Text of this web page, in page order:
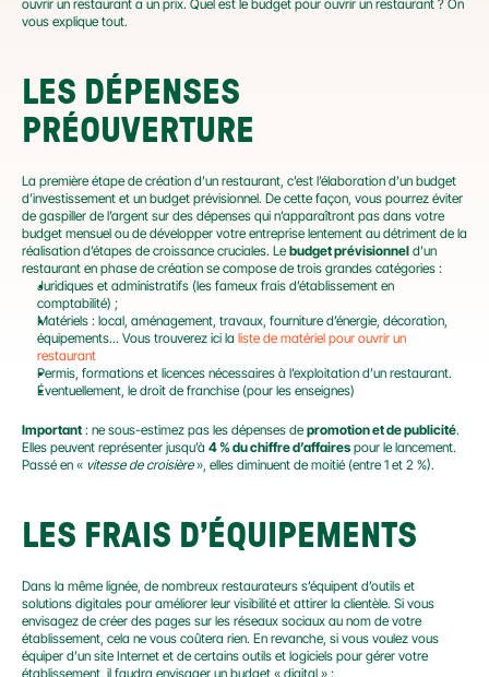
ouvrir un restaurant a un prix. Quel est le budget pour ouvrir un restaurant ? On
vous explique tout.
LES DÉPENSES
PRÉOUVERTURE
La première étape de création d’un restaurant, c’est l’élaboration d’un budget
d’investissement et un budget prévisionnel. De cette façon, vous pourrez éviter
de gaspiller de l’argent sur des dépenses qui n’apparaîtront pas dans votre
budget mensuel ou de développer votre entreprise lentement au détriment de la
réalisation d’étapes de croissance cruciales. Le budget prévisionnel d’un
restaurant en phase de création se compose de trois grandes catégories :
Juridiques et administratifs (les fameux frais d’établissement en
comptabilité) ;
Matériels : local, aménagement, travaux, fourniture d’énergie, décoration,
équipements... Vous trouverez ici la liste de matériel pour ouvrir un
restaurant
Permis, formations et licences nécessaires à l’exploitation d’un restaurant.
Éventuellement, le droit de franchise (pour les enseignes)
Important : ne sous-estimez pas les dépenses de promotion et de publicité.
Elles peuvent représenter jusqu’à 4 % du chiffre d’affaires pour le lancement.
Passé en « vitesse de croisière », elles diminuent de moitié (entre 1 et 2 %).
LES FRAIS D’ÉQUIPEMENTS
Dans la même lignée, de nombreux restaurateurs s’équipent d’outils et
solutions digitales pour améliorer leur visibilité et attirer la clientèle. Si vous
envisagez de créer des pages sur les réseaux sociaux au nom de votre
établissement, cela ne vous coûtera rien. En revanche, si vous voulez vous
équiper d’un site Internet et de certains outils et logiciels pour gérer votre
établissement, il faudra envisager un budget « digital » :